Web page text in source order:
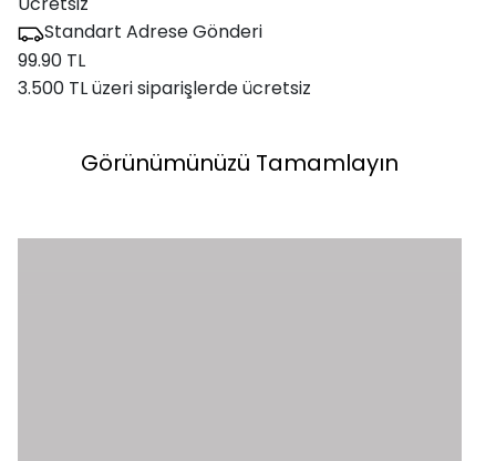
Standart Adrese Gönderi
99.90 TL
3.500 TL üzeri siparişlerde ücretsiz
Görünümünüzü Tamamlayın